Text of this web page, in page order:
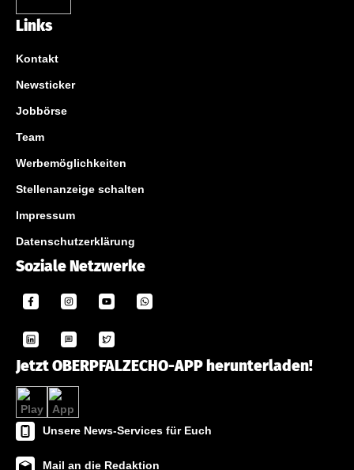
Links
Kontakt
Newsticker
Jobbörse
Team
Werbemöglichkeiten
Stellenanzeige schalten
Impressum
Datenschutzerklärung
Soziale Netzwerke
Jetzt OBERPFALZECHO-APP herunterladen!
Unsere News-Services für Euch
Mail an die Redaktion